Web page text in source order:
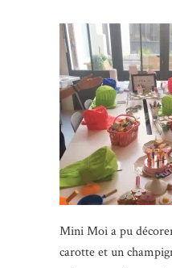
Mini Moi a pu
carotte et un